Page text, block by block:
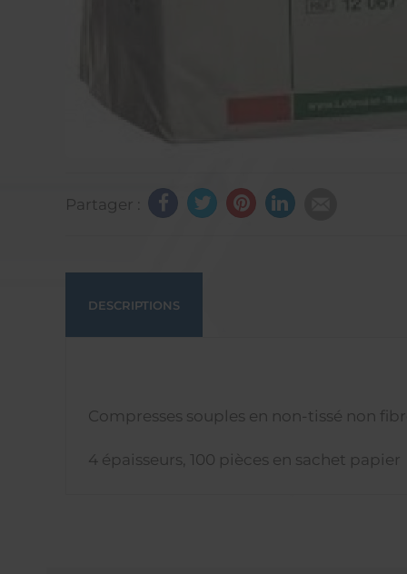
Partager :
DESCRIPTIONS
Compresses souples en non-tissé non
4 épaisseurs, 100 pièces en sachet papier